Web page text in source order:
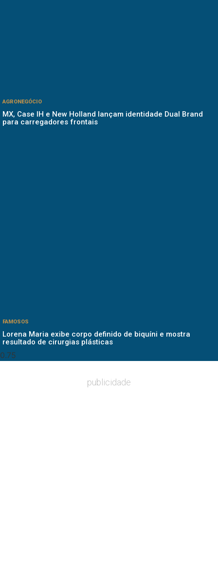
AGRONEGÓCIO
MX, Case IH e New Holland lançam identidade Dual Brand
para carregadores frontais
FAMOSOS
Lorena Maria exibe corpo definido de biquíni e mostra
resultado de cirurgias plásticas
publicidade